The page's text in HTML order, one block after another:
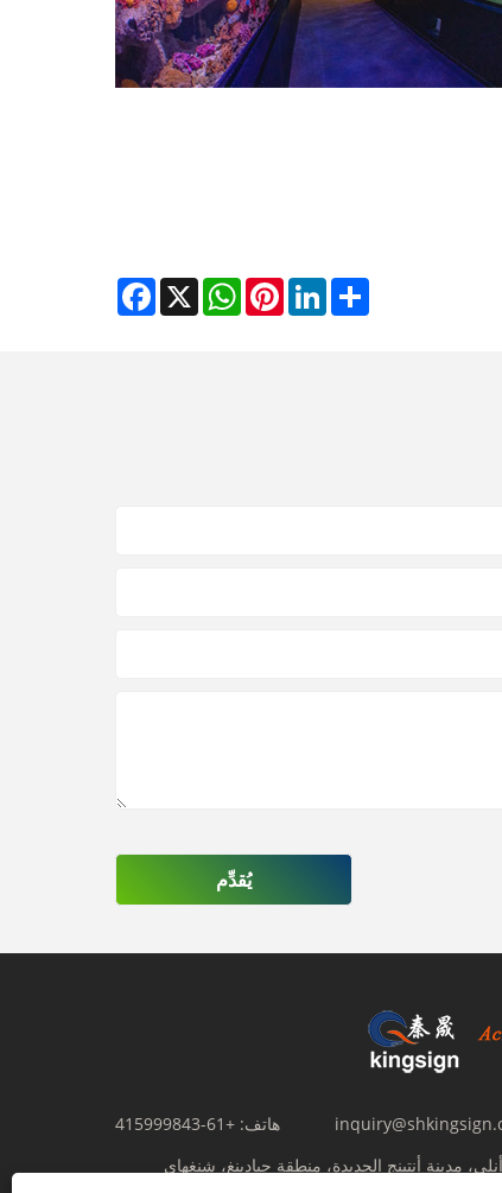
Facebook X
WhatsAppPinterestLinkedInShare
يُقدِّم
هاتف: +61-415999843
رقم 356 طريق أنلي، مدينة أنتينج الجديدة، منطقة جيادينغ، شنغهاي